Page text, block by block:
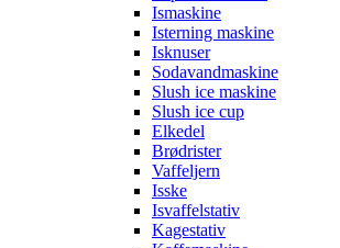
Ismaskine
Isterning maskine
Isknuser
Sodavandmaskine
Slush ice maskine
Slush ice cup
Elkedel
Brødrister
Vaffeljern
Isske
Isvaffelstativ
Kagestativ